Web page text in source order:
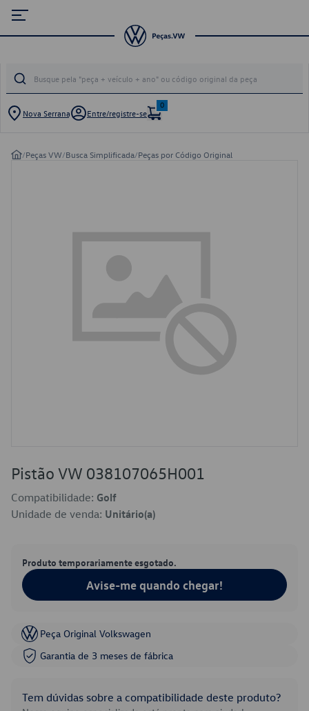
Nova Serrana Entre/registre-se
0
/Peças VW/Busca Simplificada/Peças por Código Original
Pistão VW 038107065H001
Compatibilidade: Golf
Unidade de venda: Unitário(a)
Produto temporariamente esgotado.
Avise-me quando chegar!
Peça Original Volkswagen
Garantia de 3 meses de fábrica
Tem dúvidas sobre a compatibilidade deste produto?